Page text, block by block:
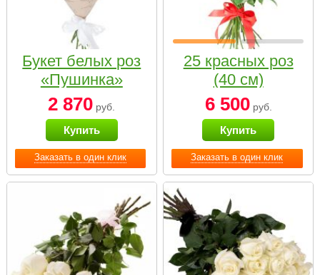
Заказать в один клик
Букет белых роз
«Пушинка»
2 870 руб.
Купить
Заказать в один клик
25 красных роз
(40 см)
6 500руб.
Купить